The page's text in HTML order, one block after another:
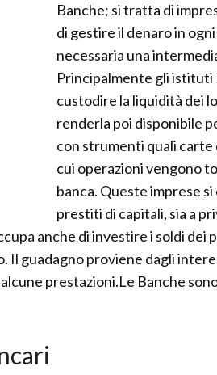
Banche; si tratta di
di gestire il denaro in
necessaria una
Principalmente gli istituti
custodire la liquidità dei
renderla poi disponibile
con strumenti quali carte
cui operazioni vengono
banca. Queste imprese
prestiti di capitali, sia a
anche di investire i soldi
Il guadagno proviene dagli
prestazioni.Le Banche